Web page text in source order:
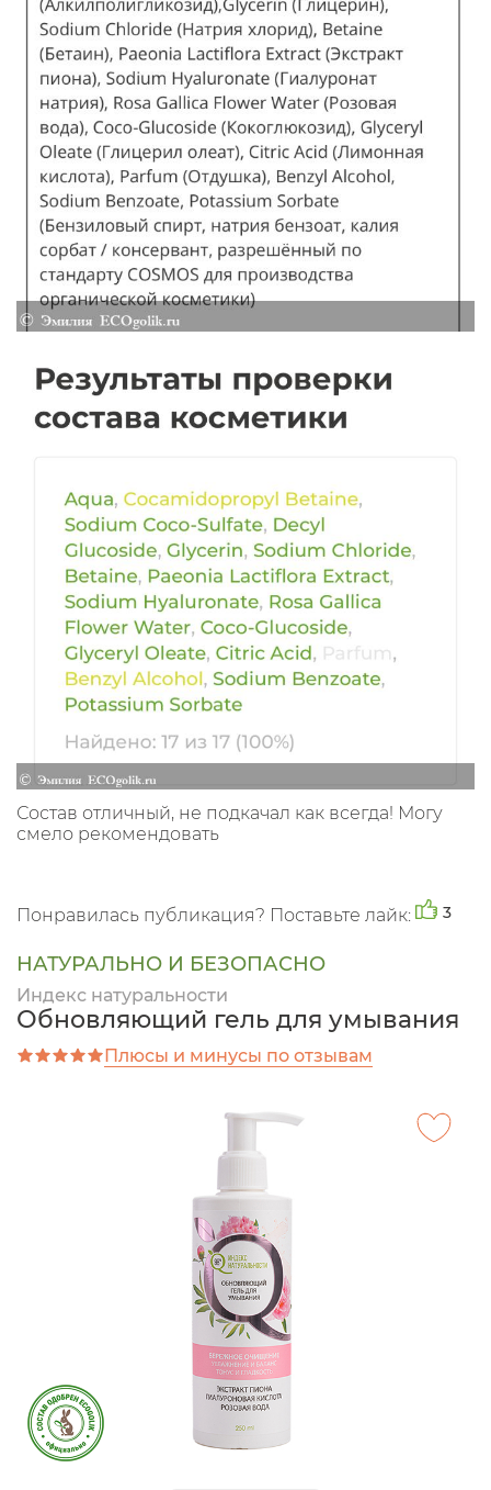
Состав отличный, не подкачал как всегда! Могу
смело рекомендовать
Понравилась публикация? Поставьте лайк: 3
НАТУРАЛЬНО И БЕЗОПАСНО
Индекс натуральности
Обновляющий гель для умывания
Плюсы и минусы по отзывам